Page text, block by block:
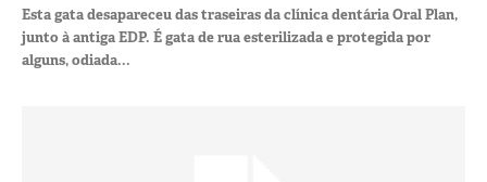
Esta gata desapareceu das traseiras da clínica dentária Oral Plan,
junto à antiga EDP. É gata de rua esterilizada e protegida por
alguns, odiada...